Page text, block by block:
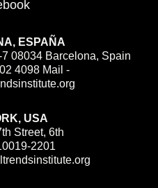
ESPAÑA
08034 Barcelona, Spain
4098 Mail -
USA
Street, 6th
2201